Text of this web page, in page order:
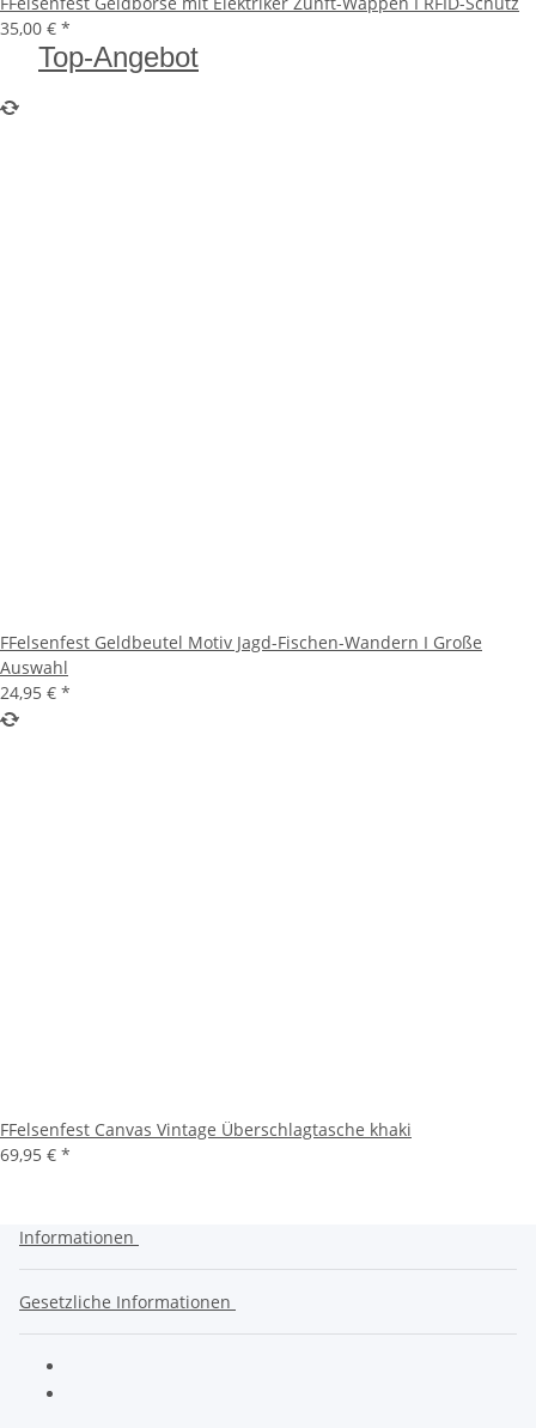
35,00 € *
Top-Angebot
FFelsenfest Geldbeutel Motiv Jagd-Fischen-Wandern I Große
Auswahl
24,95 € *
FFelsenfest Canvas Vintage Überschlagtasche khaki
69,95 € *
Informationen
Gesetzliche Informationen